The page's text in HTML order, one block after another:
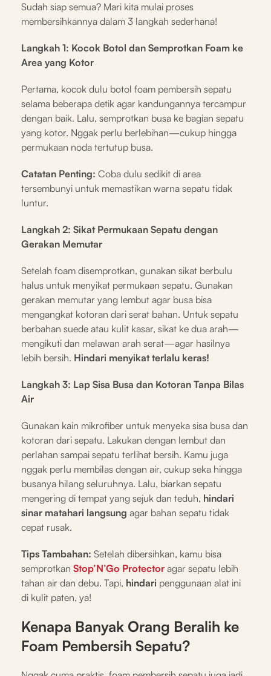
Sudah siap semua? Mari kita mulai proses
membersihkannya dalam 3 langkah sederhana!
Langkah 1: Kocok Botol dan Semprotkan Foam ke
Area yang Kotor
Pertama, kocok dulu botol foam pembersih sepatu
selama beberapa detik agar kandungannya tercampur
dengan baik. Lalu, semprotkan busa ke bagian sepatu
yang kotor. Nggak perlu berlebihan—cukup hingga
permukaan noda tertutup busa.
Catatan Penting: Coba dulu sedikit di area
tersembunyi untuk memastikan warna sepatu tidak
luntur.
Langkah 2: Sikat Permukaan Sepatu dengan
Gerakan Memutar
Setelah foam disemprotkan, gunakan sikat berbulu
halus untuk menyikat permukaan sepatu. Gunakan
gerakan memutar yang lembut agar busa bisa
mengangkat kotoran dari serat bahan. Untuk sepatu
berbahan suede atau kulit kasar, sikat ke dua arah—
mengikuti dan melawan arah serat—agar hasilnya
lebih bersih. Hindari menyikat terlalu keras!
Langkah 3: Lap Sisa Busa dan Kotoran Tanpa Bilas
Air
Gunakan kain mikrofiber untuk menyeka sisa busa dan
kotoran dari sepatu. Lakukan dengan lembut dan
perlahan sampai sepatu terlihat bersih. Kamu juga
nggak perlu membilas dengan air, cukup seka hingga
busanya hilang seluruhnya. Lalu, biarkan sepatu
mengering di tempat yang sejuk dan teduh, hindari
sinar matahari langsung agar bahan sepatu tidak
cepat rusak.
Tips Tambahan: Setelah dibersihkan, kamu bisa
semprotkan Stop’N’Go Protector agar sepatu lebih
tahan air dan debu. Tapi, hindari penggunaan alat ini
di kulit paten, ya!
Kenapa Banyak Orang Beralih ke
Foam Pembersih Sepatu?